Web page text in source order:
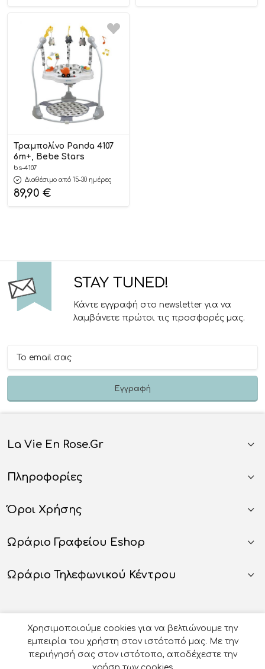
Τραμπολίνο Panda 4107
6m+, Bebe Stars
bs-4107
Διαθέσιμο από 15-30 ημέρες
89,90 €
STAY TUNED!
Κάντε εγγραφή στο newsletter για να
λαμβάνετε πρώτοι τις προσφορές μας.
La Vie En Rose.gr
Πληροφορίες
Όροι Χρήσης
Ωράριο Γραφείου Eshop
Ωράριο Τηλεφωνικού Κέντρου
Χρησιμοποιούμε cookies για να βελτιώνουμε την
εμπειρία του χρήστη στον ιστότοπό μας. Με την
περιήγησή σας στον ιστότοπο, αποδέχεστε την